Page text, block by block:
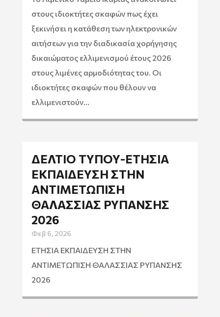
στους ιδιοκτήτες σκαφών πως έχει
ξεκινήσει η κατάθεση των ηλεκτρονικών
αιτήσεων για την διαδικασία χορήγησης
δικαιώματος ελλιμενισμού έτους 2026
στους λιμένες αρμοδιότητας του. Οι
ιδιοκτήτες σκαφών που θέλουν να
ελλιμενιστούν...
ΔΕΛΤΙΟ ΤΥΠΟΥ-ΕΤΗΣΙΑ
ΕΚΠΑΙΔΕΥΣΗ ΣΤΗΝ
ΑΝΤΙΜΕΤΩΠΙΣΗ
ΘΑΛΑΣΣΙΑΣ ΡΥΠΑΝΣΗΣ
2026
Φεβ 6, 2026
ΕΤΗΣΙΑ ΕΚΠΑΙΔΕΥΣΗ ΣΤΗΝ
ΑΝΤΙΜΕΤΩΠΙΣΗ ΘΑΛΑΣΣΙΑΣ ΡΥΠΑΝΣΗΣ
2026